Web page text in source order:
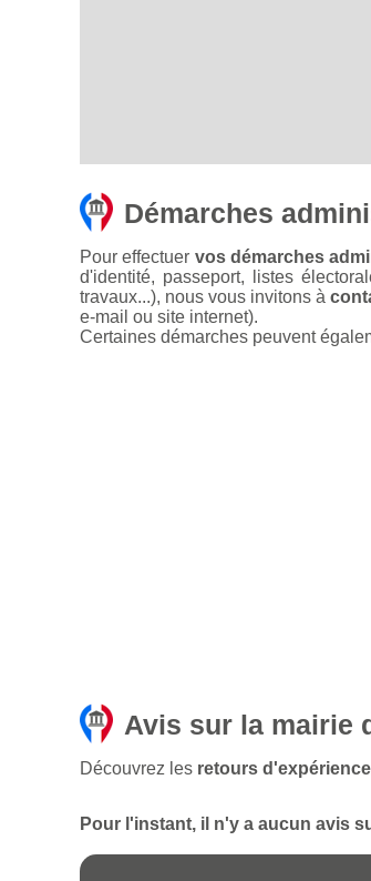
Démarches
Pour effectuer vos démarches
d'identité, passeport, listes
travaux...), nous vous invitons à
e-mail ou site internet).
Certaines démarches peuvent
Avis sur la mairie
Découvrez les retours
Pour l'instant, il n'y a aucun avis